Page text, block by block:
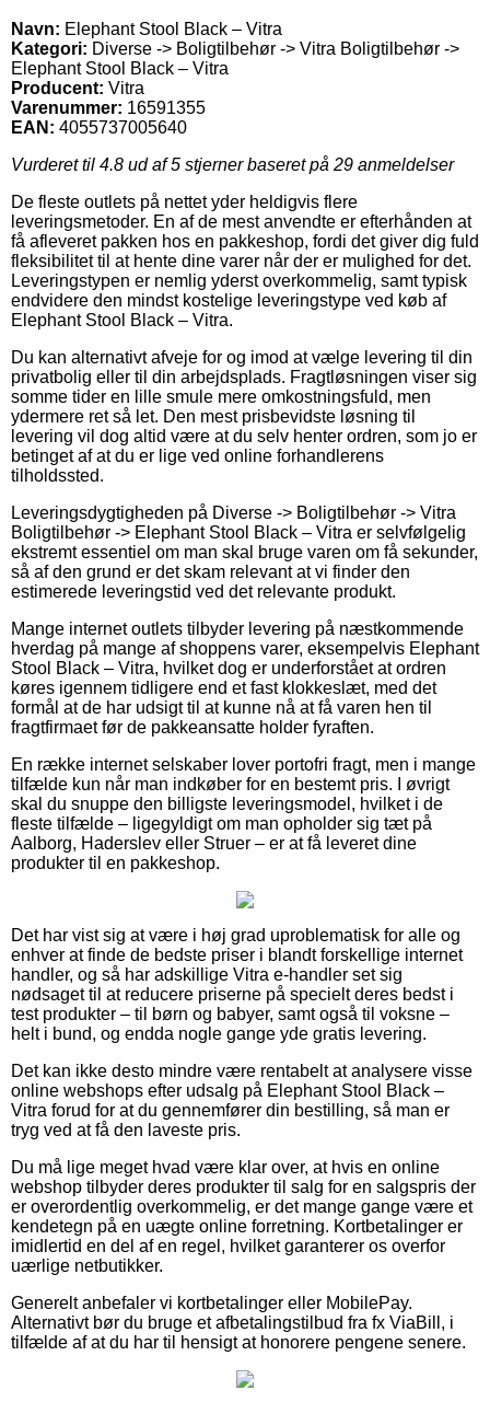
Navn: Elephant Stool Black – Vitra
Kategori: Diverse -> Boligtilbehør -> Vitra Boligtilbehør ->
Elephant Stool Black – Vitra
Producent: Vitra
Varenummer: 16591355
EAN: 4055737005640
Vurderet til 4.8 ud af 5 stjerner baseret på 29 anmeldelser
De fleste outlets på nettet yder heldigvis flere
leveringsmetoder. En af de mest anvendte er efterhånden at
få afleveret pakken hos en pakkeshop, fordi det giver dig fuld
fleksibilitet til at hente dine varer når der er mulighed for det.
Leveringstypen er nemlig yderst overkommelig, samt typisk
endvidere den mindst kostelige leveringstype ved køb af
Elephant Stool Black – Vitra.
Du kan alternativt afveje for og imod at vælge levering til din
privatbolig eller til din arbejdsplads. Fragtløsningen viser sig
somme tider en lille smule mere omkostningsfuld, men
ydermere ret så let. Den mest prisbevidste løsning til
levering vil dog altid være at du selv henter ordren, som jo er
betinget af at du er lige ved online forhandlerens
tilholdssted.
Leveringsdygtigheden på Diverse -> Boligtilbehør -> Vitra
Boligtilbehør -> Elephant Stool Black – Vitra er selvfølgelig
ekstremt essentiel om man skal bruge varen om få sekunder,
så af den grund er det skam relevant at vi finder den
estimerede leveringstid ved det relevante produkt.
Mange internet outlets tilbyder levering på næstkommende
hverdag på mange af shoppens varer, eksempelvis Elephant
Stool Black – Vitra, hvilket dog er underforstået at ordren
køres igennem tidligere end et fast klokkeslæt, med det
formål at de har udsigt til at kunne nå at få varen hen til
fragtfirmaet før de pakkeansatte holder fyraften.
En række internet selskaber lover portofri fragt, men i mange
tilfælde kun når man indkøber for en bestemt pris. I øvrigt
skal du snuppe den billigste leveringsmodel, hvilket i de
fleste tilfælde – ligegyldigt om man opholder sig tæt på
Aalborg, Haderslev eller Struer – er at få leveret dine
produkter til en pakkeshop.
Det har vist sig at være i høj grad uproblematisk for alle og
enhver at finde de bedste priser i blandt forskellige internet
handler, og så har adskillige Vitra e-handler set sig
nødsaget til at reducere priserne på specielt deres bedst i
test produkter – til børn og babyer, samt også til voksne –
helt i bund, og endda nogle gange yde gratis levering.
Det kan ikke desto mindre være rentabelt at analysere visse
online webshops efter udsalg på Elephant Stool Black –
Vitra forud for at du gennemfører din bestilling, så man er
tryg ved at få den laveste pris.
Du må lige meget hvad være klar over, at hvis en online
webshop tilbyder deres produkter til salg for en salgspris der
er overordentlig overkommelig, er det mange gange være et
kendetegn på en uægte online forretning. Kortbetalinger er
imidlertid en del af en regel, hvilket garanterer os overfor
uærlige netbutikker.
Generelt anbefaler vi kortbetalinger eller MobilePay.
Alternativt bør du bruge et afbetalingstilbud fra fx ViaBill, i
tilfælde af at du har til hensigt at honorere pengene senere.